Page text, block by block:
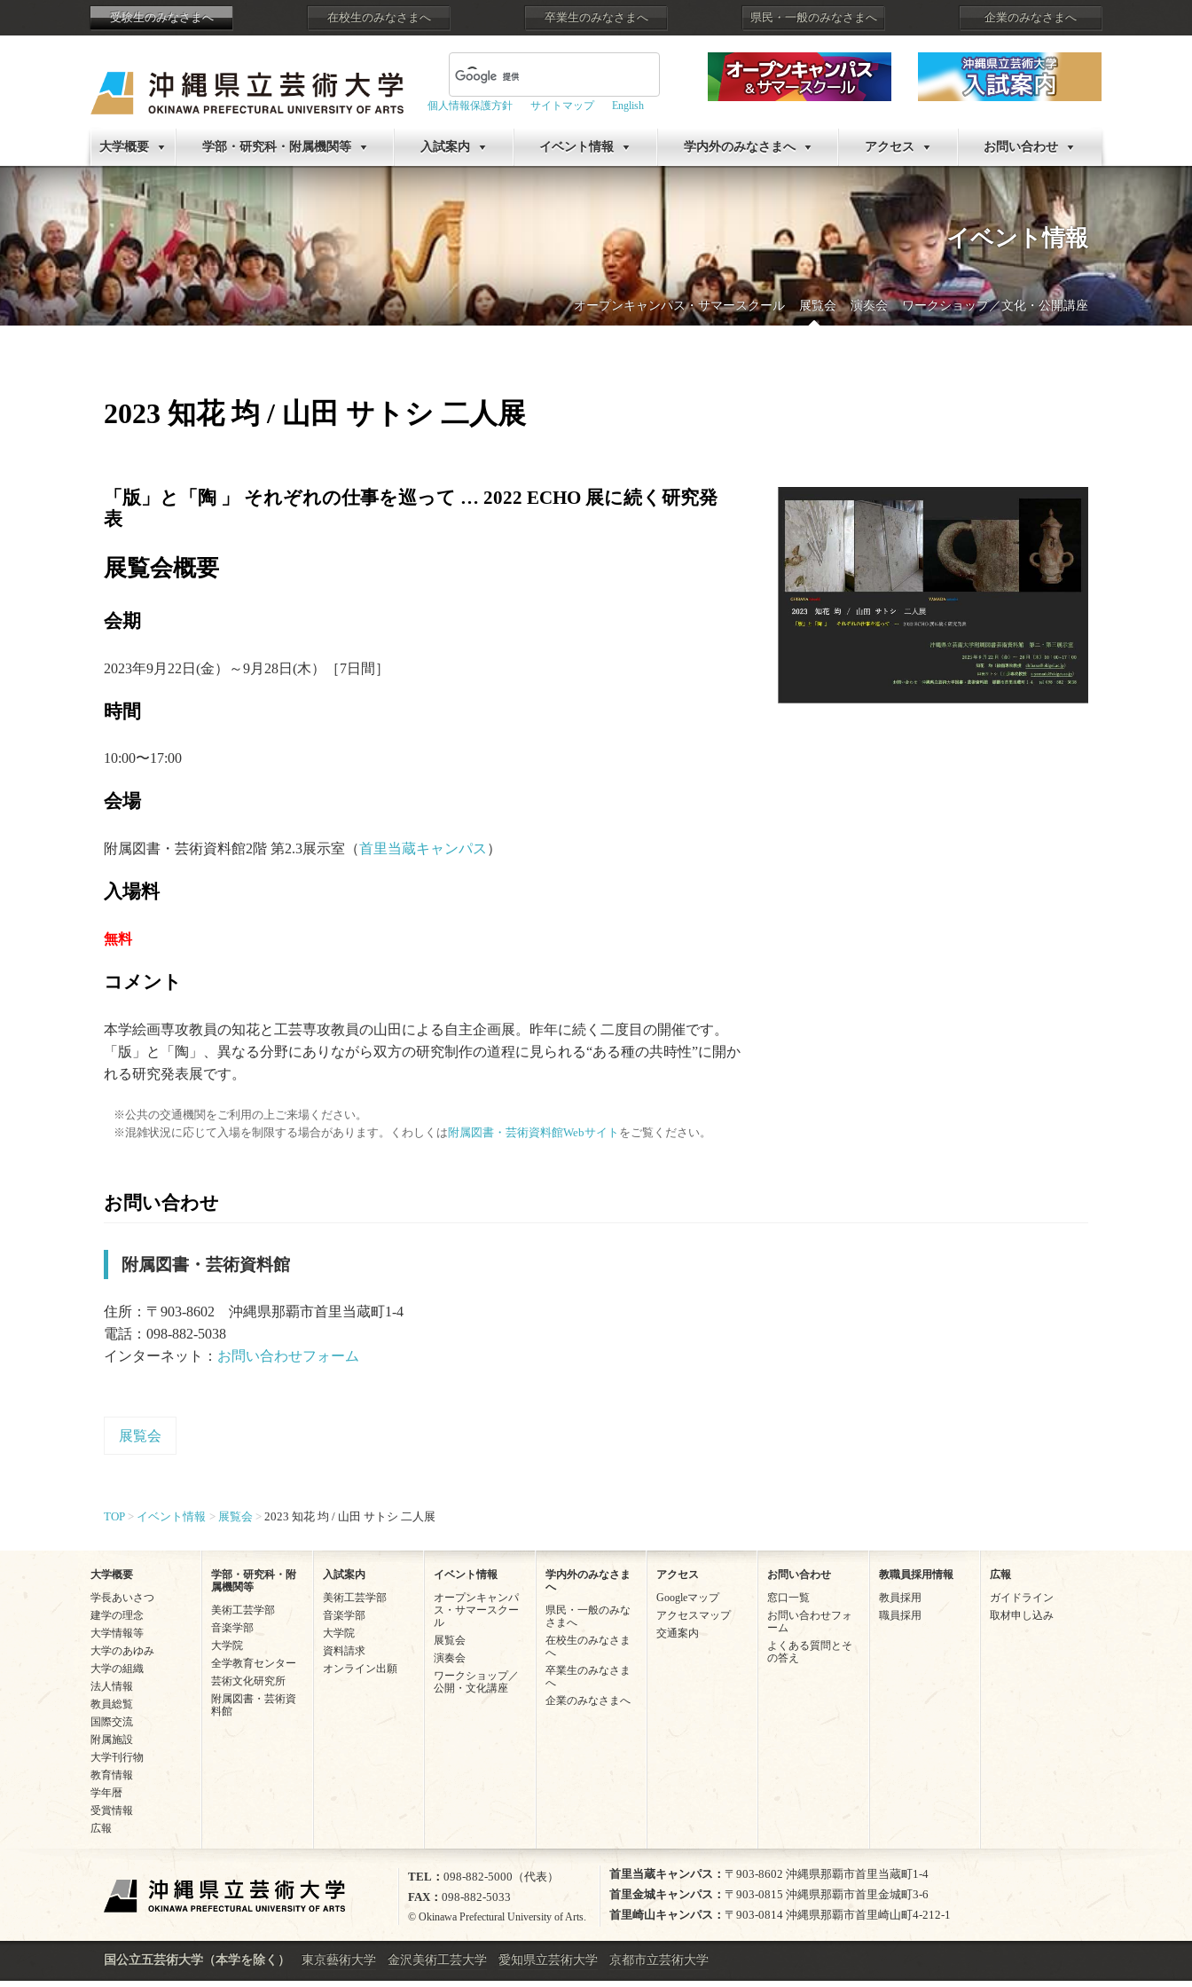
受験生のみなさまへ 在校生のみなさまへ 卒業生のみなさまへ 県民・一般のみなさまへ 企業のみなさまへ
個人情報保護方針 サイトマップ English
大学概要 学部・研究科・附属機関等 入試案内 イベント情報 学内外のみなさまへ アクセス お問い合わせ
イベント情報
オープンキャンパス・サマースクール 展覧会 演奏会 ワークショップ／文化・公開講座
2023 知花 均 / 山田 サトシ 二人展
「版」と「陶 」 それぞれの仕事を巡って … 2022 ECHO 展に続く研究発
表
展覧会概要
会期
2023年9月22日(金）～9月28日(木）［7日間］
時間
10:00〜17:00
会場
附属図書・芸術資料館2階 第2.3展示室（首里当蔵キャンパス ）
入場料
無料
コメント
本学絵画専攻教員の知花と工芸専攻教員の山田による自主企画展。昨年に続く二度目の開催です。
「版」と「陶」、異なる分野にありながら双方の研究制作の道程に見られる“ある種の共時性”に開か
れる研究発表展です。
公共の交通機関をご利用の上ご来場ください。
混雑状況に応じて入場を制限する場合があります。くわしくは附属図書・芸術資料館Webサイト をご覧ください。
お問い合わせ
附属図書・芸術資料館
住所：〒903-8602 沖縄県那覇市首里当蔵町1-4
電話：098-882-5038
インターネット： お問い合わせフォーム
展覧会
TOP イベント情報 展覧会 2023 知花 均 / 山田 サトシ 二人展
大学概要
学長あいさつ
建学の理念
大学情報等
大学のあゆみ
大学の組織
法人情報
教員総覧
国際交流
附属施設
大学刊行物
教育情報
学年暦
受賞情報
広報
学部・研究科・附
属機関等
美術工芸学部
音楽学部
大学院
全学教育センター
芸術文化研究所
附属図書・芸術資
料館
入試案内
美術工芸学部
音楽学部
大学院
資料請求
オンライン出願
イベント情報
オープンキャンパ
ス・サマースクー
ル
展覧会
演奏会
ワークショップ／
公開・文化講座
学内外のみなさま
へ
県民・一般のみな
さまへ
在校生のみなさま
へ
卒業生のみなさま
へ
企業のみなさまへ
アクセス
Googleマップ
アクセスマップ
交通案内
お問い合わせ
窓口一覧
お問い合わせフォ
ーム
よくある質問とそ
の答え
教職員採用情報
教員採用
職員採用
広報
ガイドライン
取材申し込み
国公立五芸術大学（本学を除く） 東京藝術大学 金沢美術工芸大学 愛知県立芸術大学 京都市立芸術大学
TEL
098-882-5000（代表）
FAX
098-882-5033
© Okinawa Prefectural University of Arts.
首里当蔵キャンパス
〒903-8602 沖縄県那覇市首里当蔵町1-4
首里金城キャンパス
〒903-0815 沖縄県那覇市首里金城町3-6
首里崎山キャンパス
〒903-0814 沖縄県那覇市首里崎山町4-212-1